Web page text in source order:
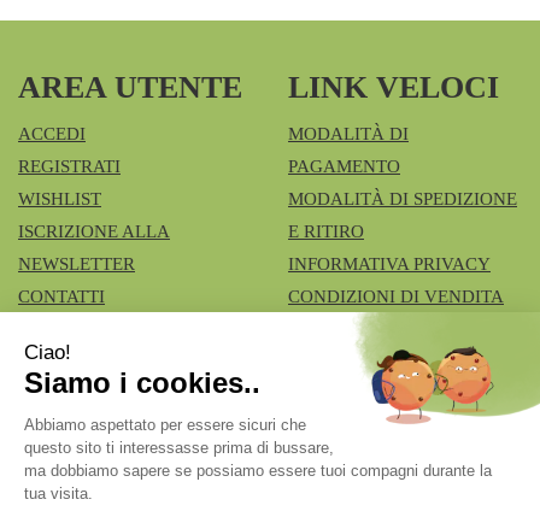
AREA UTENTE
ACCEDI
REGISTRATI
WISHLIST
ISCRIZIONE ALLA
NEWSLETTER
CONTATTI
LINK VELOCI
MODALITÀ DI
PAGAMENTO
MODALITÀ DI SPEDIZIONE
E RITIRO
INFORMATIVA PRIVACY
CONDIZIONI DI VENDITA
COOKIE POLICY
Azienda Speciale Farmacie Comunali Vimercatesi
Lualdi, 6 - Ruginello 20871 Vimercate (MB)
fcia.vimercate1@tiscali.it|Tel.: 039668100| P.Iva:
02211980962 | Numero R.E.A.: Rea MB – 1545327